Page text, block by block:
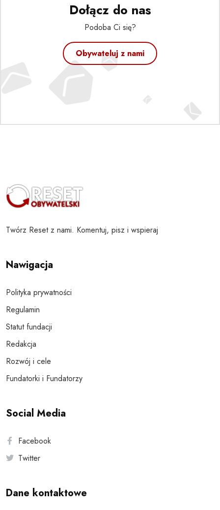
Dołącz do nas
Podoba Ci się?
Obywateluj z nami
Twórz Reset z nami. Komentuj, pisz i wspieraj
Nawigacja
Polityka prywatności
Regulamin
Statut fundacji
Redakcja
Rozwój i cele
Fundatorki i Fundatorzy
Social Media
Facebook
Twitter
Dane kontaktowe